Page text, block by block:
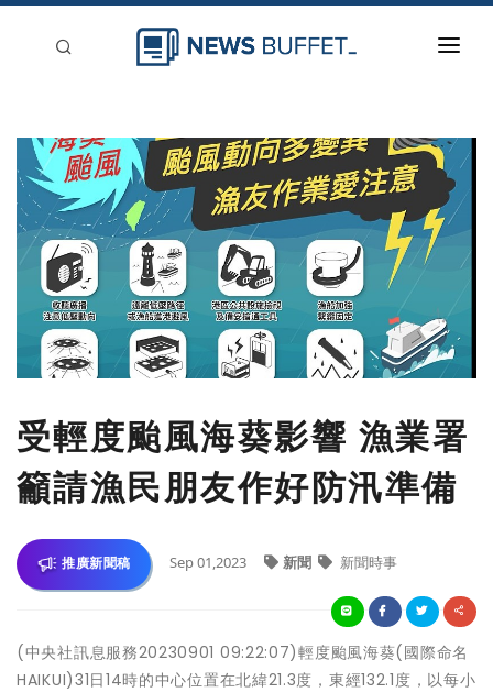
新聞稿分類
刊登
受輕度颱風海葵影響 漁業署
籲請漁民朋友作好防汛準備
推廣新聞稿 Sep 01,2023 新聞 新聞時事
(中央社訊息服務20230901 09:22:07)輕度颱風海葵(國際命名
HAIKUI)31日14時的中心位置在北緯21.3度，東經132.1度，以每小